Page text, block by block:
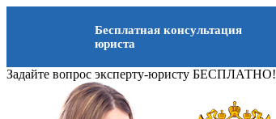
Бесплатная консультация
юриста
Задайте вопрос эксперту-юристу БЕСПЛАТНО!